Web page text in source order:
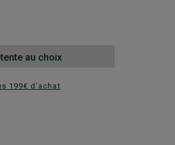
au choix
199€ d'achat